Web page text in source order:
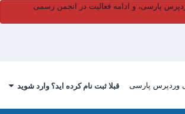
پارسی، و ادامه فعالیت در انجمن رسمی
قبلا ثبت نام کرده اید؟ وارد شوید